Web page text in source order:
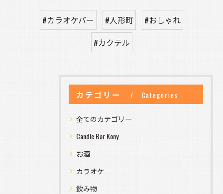
#カラオケバー #人形町
#おしゃれ
#カクテル
カテゴリー Categories
全てのカテゴリー
Candle Bar Kony
お酒
カラオケ
飲み物